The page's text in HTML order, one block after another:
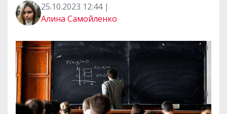
25.10.2023 12:44 |
Алина Самойленко